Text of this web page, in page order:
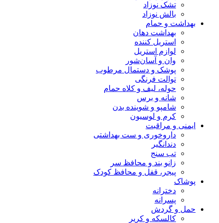
تشک نوزاد
بالش نوزاد
بهداشت و حمام
بهداشت دهان
استریل کننده
لوازم استریل
وان و آسان‌شور
پوشک و دستمال مرطوب
توالت فرنگی
حوله، لیف و کلاه حمام
شانه و برس
شامپو و شوینده بدن
کرم و لوسیون
ایمنی و مراقبت
داروخوری و ست بهداشتی
دندانگیر
تب‌ سنج
زانو بند و محافظ سر
پیجر، قفل و محافظ کودک
پوشاک
دخترانه
پسرانه
حمل و گردش
کالسکه و کریر